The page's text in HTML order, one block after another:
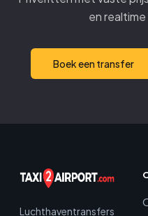
en
Boek een transfer
Luchthaventransfers